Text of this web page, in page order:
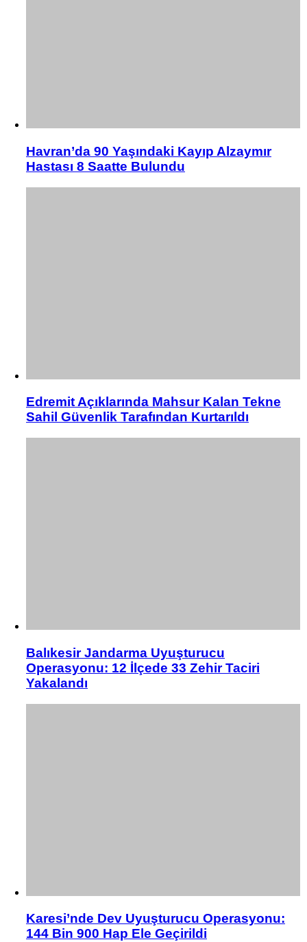
Havran’da 90 Yaşındaki Kayıp Alzaymır
Hastası 8 Saatte Bulundu
Edremit Açıklarında Mahsur Kalan Tekne
Sahil Güvenlik Tarafından Kurtarıldı
Balıkesir Jandarma Uyuşturucu
Operasyonu: 12 İlçede 33 Zehir Taciri
Yakalandı
Karesi’nde Dev Uyuşturucu Operasyonu:
144 Bin 900 Hap Ele Geçirildi